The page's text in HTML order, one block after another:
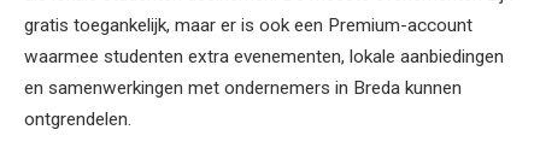
gratis toegankelijk, maar er is ook een Premium-account
waarmee studenten extra evenementen, lokale aanbiedingen
en samenwerkingen met ondernemers in Breda kunnen
ontgrendelen.